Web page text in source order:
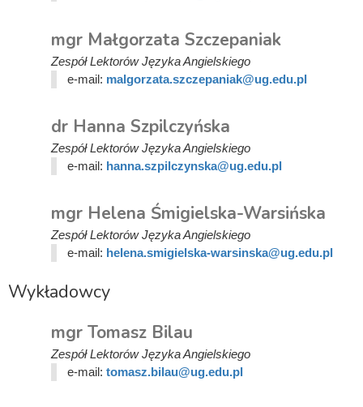
mgr Małgorzata Szczepaniak
Zespół Lektorów Języka Angielskiego
e-mail: malgorzata.szczepaniak@ug.edu.pl
dr Hanna Szpilczyńska
Zespół Lektorów Języka Angielskiego
e-mail: hanna.szpilczynska@ug.edu.pl
mgr Helena Śmigielska-Warsińska
Zespół Lektorów Języka Angielskiego
e-mail: helena.smigielska-warsinska@ug.edu.pl
Wykładowcy
mgr Tomasz Bilau
Zespół Lektorów Języka Angielskiego
e-mail: tomasz.bilau@ug.edu.pl